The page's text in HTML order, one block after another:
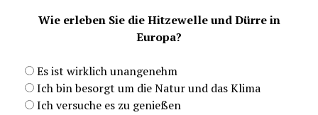
Wie erleben Sie die Hitzewelle und Dürre in
Europa?
Es ist wirklich unangenehm
Ich bin besorgt um die Natur und das Klima
Ich versuche es zu genießen